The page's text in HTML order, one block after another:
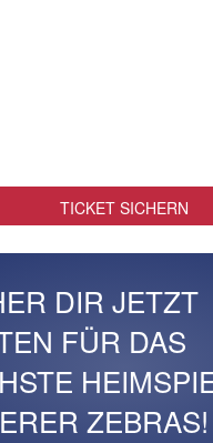
TICKET SICHERN
DIR JETZT
FÜR DAS
ZEBRAS!